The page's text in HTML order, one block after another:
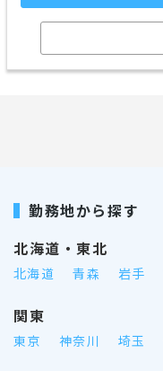
勤務地から探す
北海道・東北
北海道 青森 岩手
関東
東京 神奈川 埼玉